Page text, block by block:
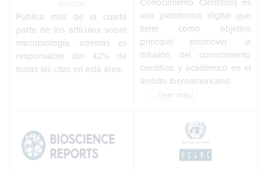
Pública más de la cuarta
parte de los artículos sobre
microbiología, además es
responsable del 42% de
todas las citas en esta área.
Conocimiento Científico) es
una plataforma digital que
tiene como objetivo
principal promover la
difusión del conocimiento
científico y académico en el
ámbito iberoamericano.
... [leer más]